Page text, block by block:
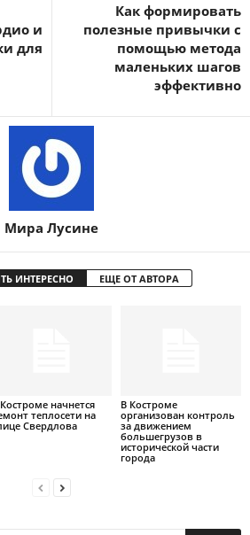
и
для
Как формировать
полезные привычки с
помощью метода
маленьких шагов
эффективно
Мира Лусине
ИНТЕРЕСНО ЕЩЕ ОТ АВТОРА
начнется
теплосети на
Свердлова
В Костроме
организован контроль
за движением
большегрузов в
исторической части
города